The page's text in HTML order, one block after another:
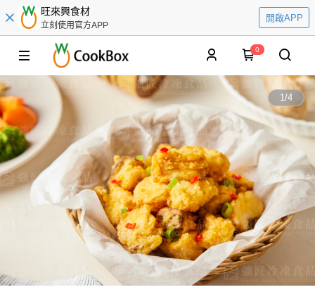
旺來興食材
立刻使用官方APP
開啟APP
0
1/4